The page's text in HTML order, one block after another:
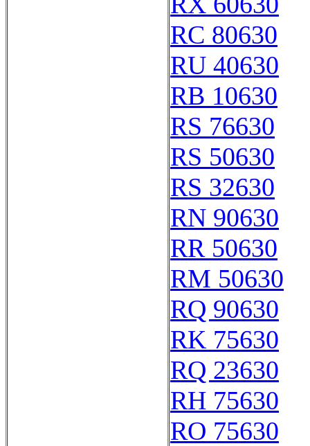
RC 80630
RU 40630
RB 10630
RS 76630
RS 50630
RS 32630
RN 90630
RR 50630
RM 50630
RQ 90630
RK 75630
RQ 23630
RH 75630
RO 75630